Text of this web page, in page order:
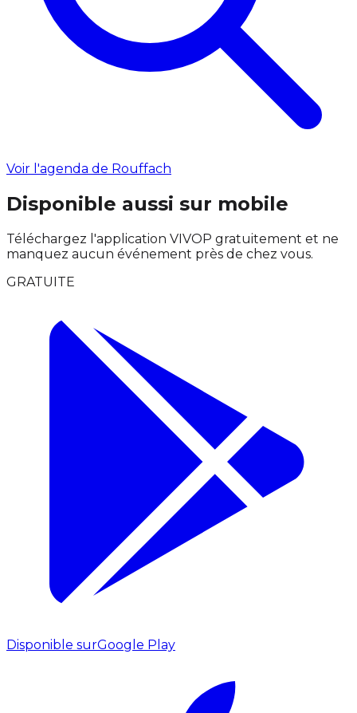
Voir l'agenda de Rouffach
Disponible aussi sur mobile
Téléchargez l'application VIVOP gratuitement et ne
manquez aucun événement près de chez vous.
GRATUITE
Disponible surGoogle Play